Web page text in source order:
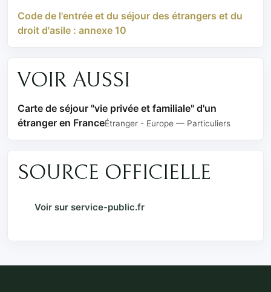
Code de l'entrée et du séjour des étrangers et du
droit d'asile : annexe 10
VOIR AUSSI
Carte de séjour "vie privée et familiale" d'un
étranger en FranceÉtranger - Europe — Particuliers
SOURCE OFFICIELLE
Voir sur service-public.fr